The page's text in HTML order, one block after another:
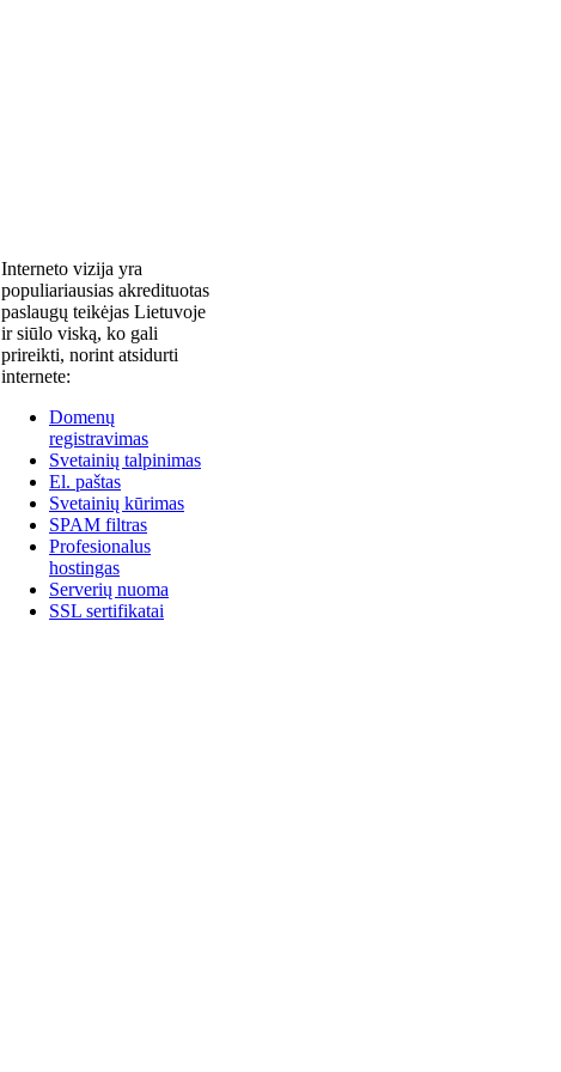
Interneto vizija yra
populiariausias akredituotas
paslaugų teikėjas Lietuvoje
ir siūlo viską, ko gali
prireikti, norint atsidurti
internete:
Domenų
registravimas
Svetainių talpinimas
El. paštas
Svetainių kūrimas
SPAM filtras
Profesionalus
hostingas
Serverių nuoma
SSL sertifikatai